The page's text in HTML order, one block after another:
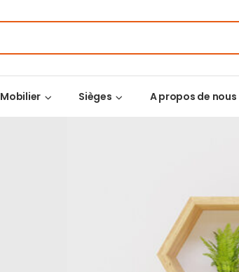
Mobilier Sièges A propos de nous